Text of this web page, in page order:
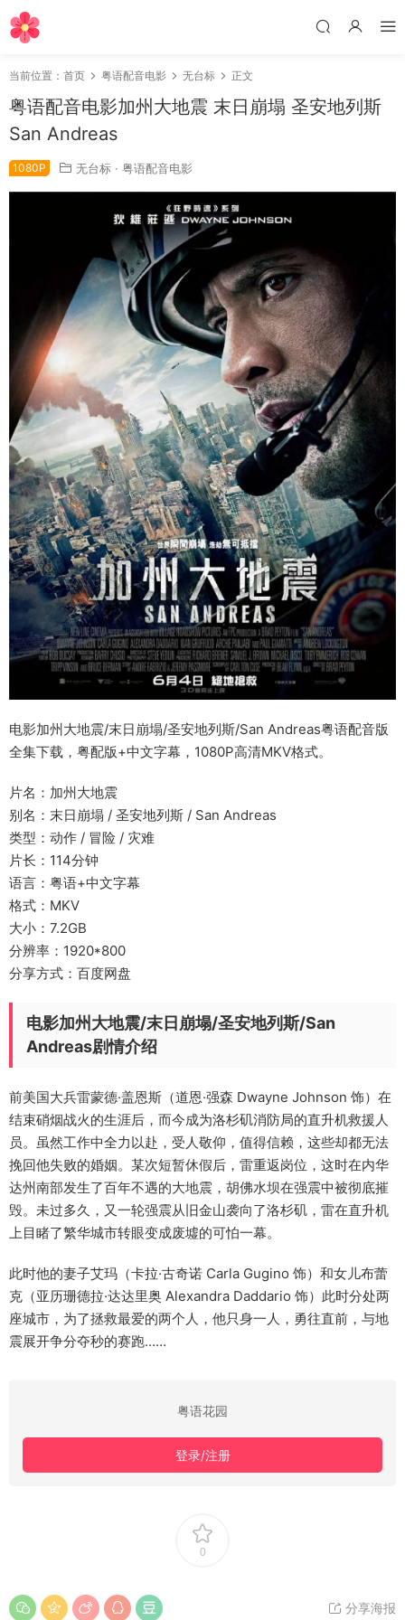
当前位置： 首页 粤语配音电影 无台标 正文
粤语配音电影加州大地震 末日崩塌 圣安地列斯
San Andreas
1080P 无台标 · 粤语配音电影
电影加州大地震/末日崩塌/圣安地列斯/San Andreas粤语配音版
全集下载，粤配版+中文字幕，1080P高清MKV格式。
片名：加州大地震
别名：末日崩塌 / 圣安地列斯 / San Andreas
类型：动作 / 冒险 / 灾难
片长：114分钟
语言：粤语+中文字幕
格式：MKV
大小：7.2GB
分辨率：1920*800
分享方式：百度网盘
电影加州大地震/末日崩塌/圣安地列斯/San
Andreas剧情介绍
前美国大兵雷蒙德·盖恩斯（道恩·强森 Dwayne Johnson 饰）在
结束硝烟战火的生涯后，而今成为洛杉矶消防局的直升机救援人
员。虽然工作中全力以赴，受人敬仰，值得信赖，这些却都无法
挽回他失败的婚姻。某次短暂休假后，雷重返岗位，这时在内华
达州南部发生了百年不遇的大地震，胡佛水坝在强震中被彻底摧
毁。未过多久，又一轮强震从旧金山袭向了洛杉矶，雷在直升机
上目睹了繁华城市转眼变成废墟的可怕一幕。
此时他的妻子艾玛（卡拉·古奇诺 Carla Gugino 饰）和女儿布蕾
克（亚历珊德拉·达达里奥 Alexandra Daddario 饰）此时分处两
座城市，为了拯救最爱的两个人，他只身一人，勇往直前，与地
震展开争分夺秒的赛跑……
粤语花园
登录/注册
0
分享海报